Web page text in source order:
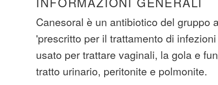
Canesoral è un antibiotico del gruppo
'prescritto per il trattamento di
usato per trattare vaginali, la gola e
tratto urinario, peritonite e polmonite.